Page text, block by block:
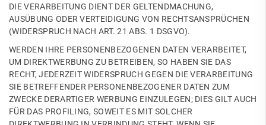
DIE VERARBEITUNG DIENT DER GELTENDMACHUNG,
AUSÜBUNG ODER VERTEIDIGUNG VON RECHTSANSPRÜCHEN
(WIDERSPRUCH NACH ART. 21 ABS. 1 DSGVO).
WERDEN IHRE PERSONENBEZOGENEN DATEN VERARBEITET,
UM DIREKTWERBUNG ZU BETREIBEN, SO HABEN SIE DAS
RECHT, JEDERZEIT WIDERSPRUCH GEGEN DIE VERARBEITUNG
SIE BETREFFENDER PERSONENBEZOGENER DATEN ZUM
ZWECKE DERARTIGER WERBUNG EINZULEGEN; DIES GILT AUCH
FÜR DAS PROFILING, SOWEIT ES MIT SOLCHER